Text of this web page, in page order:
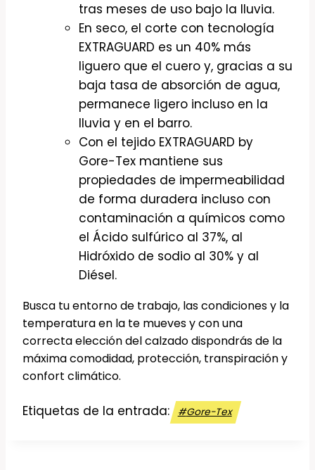
tras meses de uso bajo la lluvia.
En seco, el corte con tecnología
EXTRAGUARD es un 40% más
liguero que el cuero y, gracias a su
baja tasa de absorción de agua,
permanece ligero incluso en la
lluvia y en el barro.
Con el tejido EXTRAGUARD by
Gore-Tex mantiene sus
propiedades de impermeabilidad
de forma duradera incluso con
contaminación a químicos como
el Ácido sulfúrico al 37%, al
Hidróxido de sodio al 30% y al
Diésel.
Busca tu entorno de trabajo, las condiciones y la
temperatura en la te mueves y con una
correcta elección del calzado dispondrás de la
máxima comodidad, protección, transpiración y
confort climático.
Etiquetas de la entrada: #Gore-Tex